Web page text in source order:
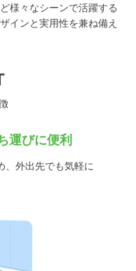
様々なシーンで活躍する
インと実用性を兼ね備え
運びに便利
、外出先でも気軽に